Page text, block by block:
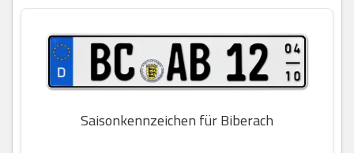
Saisonkennzeichen für Biberach